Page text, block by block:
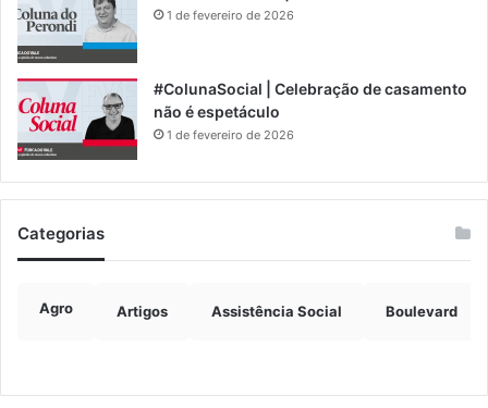
1 de fevereiro de 2026
#ColunaSocial | Celebração de casamento
não é espetáculo
1 de fevereiro de 2026
Categorias
Agro Artigos Assistência Social Boulevard